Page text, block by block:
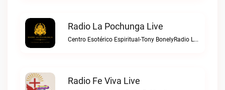
Radio La Pochunga Live
Centro Esotérico Espiritual-Tony BonelyRadio La Pochunga live
Radio Fe Viva Live